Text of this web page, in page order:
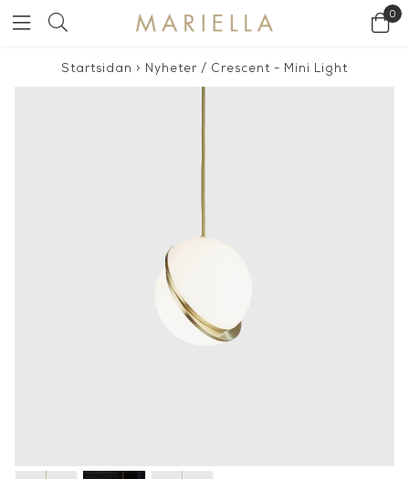
0
Startsidan > Nyheter / Crescent - Mini Light